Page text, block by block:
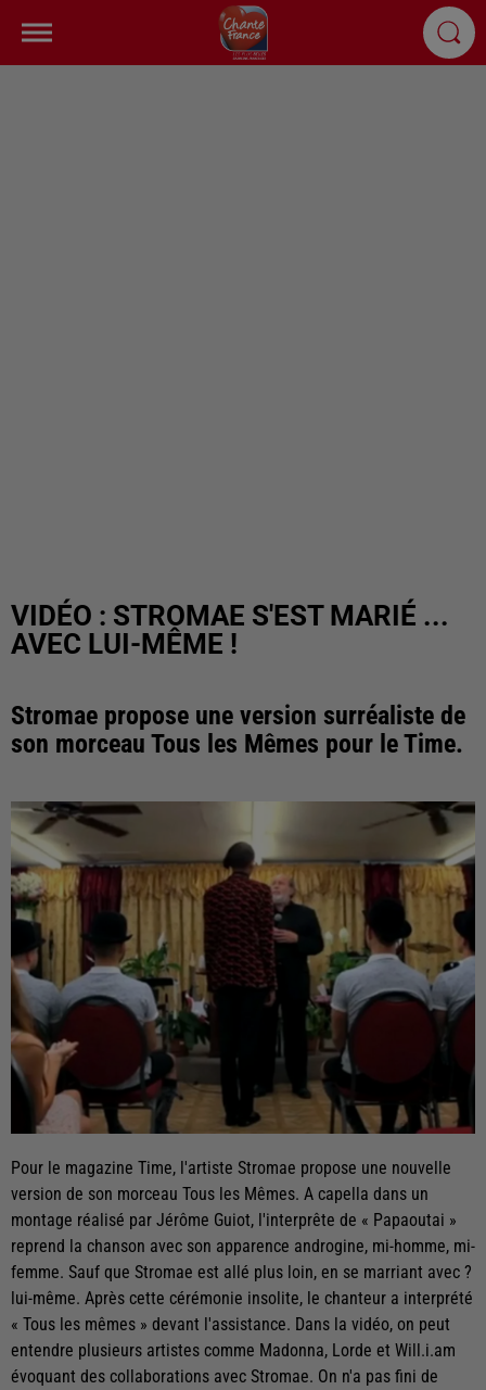
VIDÉO : STROMAE S'EST MARIÉ ...
AVEC LUI-MÊME !
Stromae propose une version surréaliste de
son morceau Tous les Mêmes pour le Time.
Pour le magazine Time, l'artiste Stromae propose une nouvelle
version de son morceau Tous les Mêmes. A capella dans un
montage réalisé par Jérôme Guiot, l'interprête de « Papaoutai »
reprend la chanson avec son apparence androgine, mi-homme, mi-
femme. Sauf que Stromae est allé plus loin, en se marriant avec ?
lui-même. Après cette cérémonie insolite, le chanteur a interprété
« Tous les mêmes » devant l'assistance. Dans la vidéo, on peut
entendre plusieurs artistes comme Madonna, Lorde et Will.i.am
évoquant des collaborations avec Stromae. On n'a pas fini de